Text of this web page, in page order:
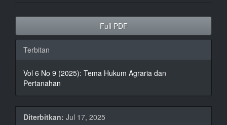
Bilah
Samping
Artikel
Full PDF
Terbitan
Vol 6 No 9 (2025): Tema Hukum Agraria dan
Pertanahan
Diterbitkan: Jul 17, 2025